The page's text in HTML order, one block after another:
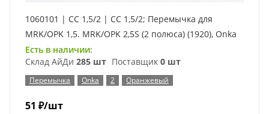
1060101 | CC 1,5/2 | CC 1,5/2; Перемычка для
MRK/OPK 1,5. MRK/OPK 2,5S (2 полюса) (1920), Onka
Есть в наличии:
Склад АйДи 285 шт Поставщик 0 шт
Перемычка Onka 2 Оранжевый
51 ₽/шт